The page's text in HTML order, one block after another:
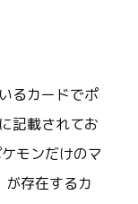
るカードでポ
記載されてお
モンだけのマ
が存在するカ